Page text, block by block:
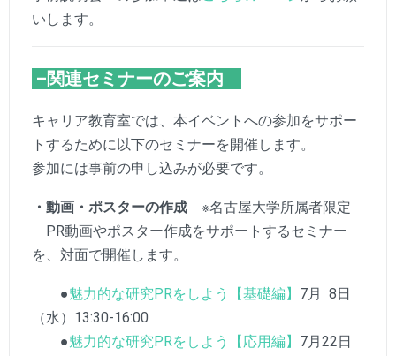
いします。
–関連セミナーのご案内
キャリア教育室では、本イベントへの参加をサポー
トするために以下のセミナーを開催します。
参加には事前の申し込みが必要です。
・動画・ポスターの作成 ※名古屋大学所属者限定
PR動画やポスター作成をサポートするセミナー
を、対面で開催します。
●魅力的な研究PRをしよう【基礎編】 7月 8日
（水）13:30-16:00
●魅力的な研究PRをしよう【応用編】 7月22日